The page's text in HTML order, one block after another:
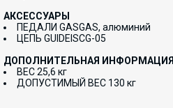
АКСЕССУАРЫ
ПЕДАЛИ GASGAS, алюминий
ЦЕПЬ GUIDEISCG-05
ДОПОЛНИТЕЛЬНАЯ ИНФОРМАЦИЯ
ВЕС 25,6 кг
ДОПУСТИМЫЙ ВЕС 130 кг